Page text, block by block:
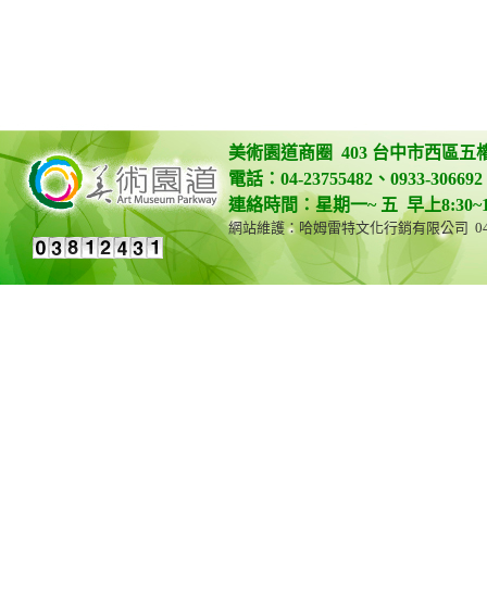
美術園道商圈 403 台中市西區五
電話：04-23755482、0933-
連絡時間：星期一~ 五 早上
網站維護：哈姆雷特文化行銷有限公司